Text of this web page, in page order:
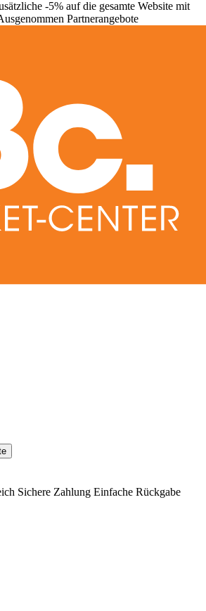
-5% auf die gesamte Website mit
Partnerangebote
Sichere Zahlung Einfache Rückgabe